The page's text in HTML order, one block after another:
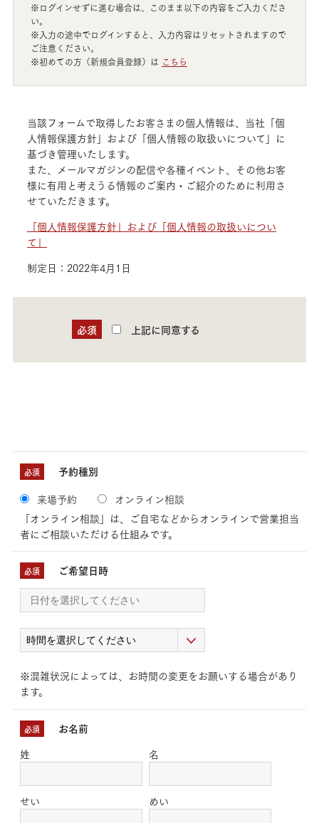
※ログインせずに進む場合は、このまま以下の内容をご入力くださ
い。
※入力の途中でログインすると、入力内容はリセットされますので
ご注意ください。
※初めての方（新規会員登録）は こちら
当該フォームで取得したお客さまの個人情報は、当社「個
人情報保護方針」および「個人情報の取扱いについて」に
基づき管理いたします。
また、メールマガジンの配信や各種イベント、その他お客
様に有用と考えうる情報のご案内・ご紹介のために利用さ
せていただきます。
「個人情報保護方針」および「個人情報の取扱いについ
て」
制定日：2022年4月1日
必須 上記に同意する
必須 予約種別
来場予約
オンライン相談
「オンライン相談」は、ご自宅などからオンラインで営業担当
者にご相談いただける仕組みです。
必須 ご希望日時
※混雑状況によっては、お時間の変更をお願いする場合があり
ます。
必須 お名前
姓 名
せい めい